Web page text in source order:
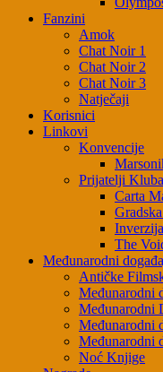
Fanzini
Amok
Chat Noir 1
Chat Noir 2
Chat Noir 3
Natječaji
Korisnici
Linkovi
Konvencije
Prijatelji Kluba
Carta
The
Međunarodni
Antičke
Međunarodni
Međunarodni
Međunarodni
Međunarodni
Noć Knjige